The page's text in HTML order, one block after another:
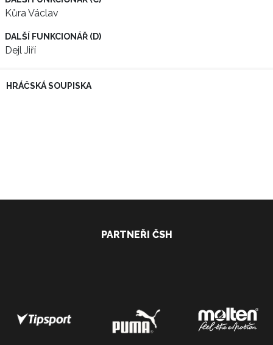
Kůra Václav
DALŠÍ FUNKCIONÁŘ (D)
Dejl Jiří
HRÁČSKÁ SOUPISKA
PARTNEŘI ČSH